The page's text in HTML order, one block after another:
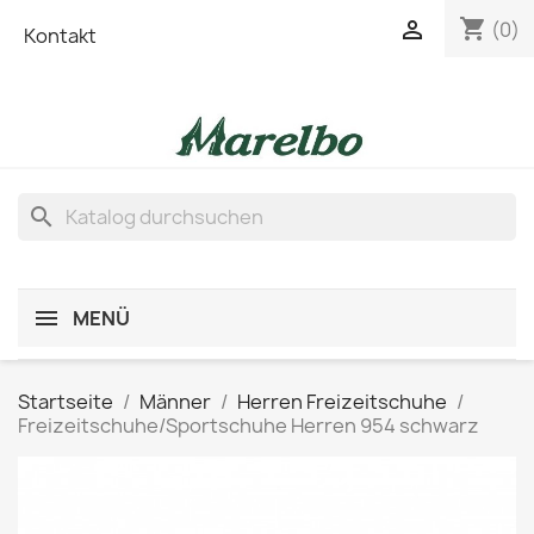
Kontakt shopping_cart (0)

search
MENÜ
Startseite Männer
Herren Freizeitschuhe
Freizeitschuhe/Sportschuhe Herren 954 schwarz